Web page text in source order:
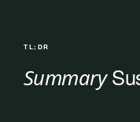
TL;DR
Summary